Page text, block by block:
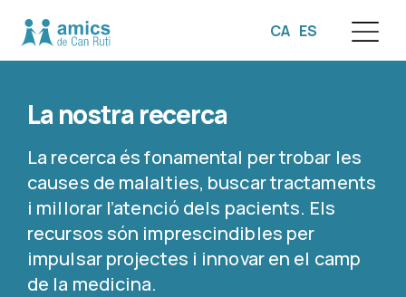
CA ES
La nostra recerca
La recerca és fonamental per trobar les
causes de malalties, buscar tractaments
i millorar l’atenció dels pacients. Els
recursos són imprescindibles per
impulsar projectes i innovar en el camp
de la medicina.